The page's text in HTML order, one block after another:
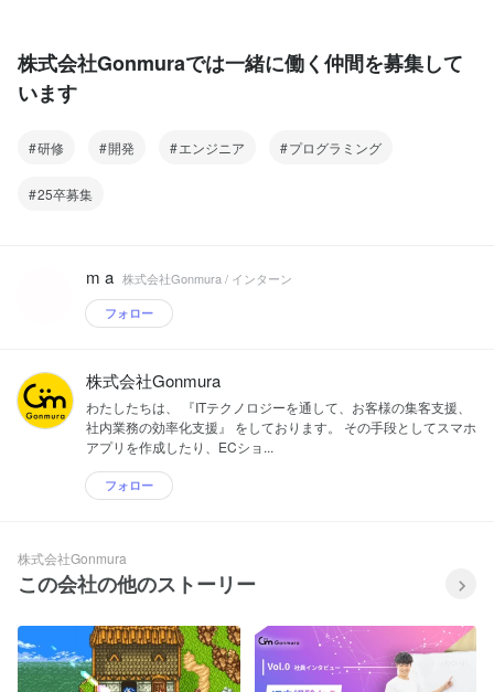
株式会社Gonmuraでは一緒に働く仲間を募集して
います
研修 開発 エンジニア プログラミング
25卒募集
m a 株式会社Gonmura / インターン
フォロー
株式会社Gonmura
わたしたちは、 『ITテクノロジーを通して、お客様の集客支援、
社内業務の効率化支援』 をしております。 その手段としてスマホ
アプリを作成したり、ECショ...
フォロー
株式会社Gonmura
この会社の他のストーリー